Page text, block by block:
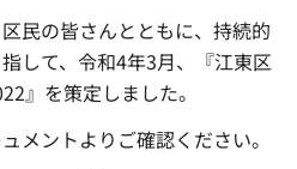
民の皆さんとともに、持続的
して、令和4年3月、『江東区
』を策定しました。
メントよりご確認ください。